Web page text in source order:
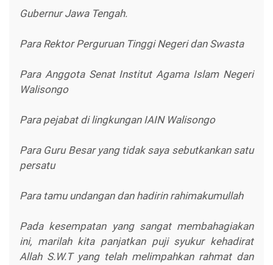
Gubernur Jawa Tengah.
Para Rektor Perguruan Tinggi Negeri dan Swasta
Para Anggota Senat Institut Agama Islam Negeri
Walisongo
Para pejabat di lingkungan IAIN Walisongo
Para Guru Besar yang tidak saya sebutkankan satu
persatu
Para tamu undangan dan hadirin rahimakumullah
Pada kesempatan yang sangat membahagiakan
ini, marilah kita panjatkan puji syukur kehadirat
Allah S.W.T yang telah melimpahkan rahmat dan